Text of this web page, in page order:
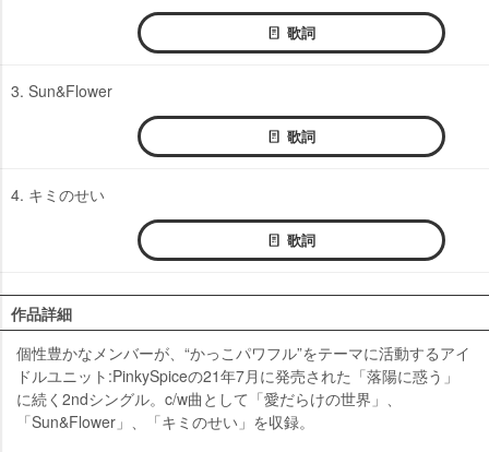
歌詞
3. Sun&Flower
歌詞
4. キミのせい
歌詞
作品詳細
個性豊かなメンバーが、“かっこパワフル”をテーマに活動するアイ
ドルユニット:PinkySpiceの21年7月に発売された「落陽に惑う」
に続く2ndシングル。c/w曲として「愛だらけの世界」、
「Sun&Flower」、「キミのせい」を収録。